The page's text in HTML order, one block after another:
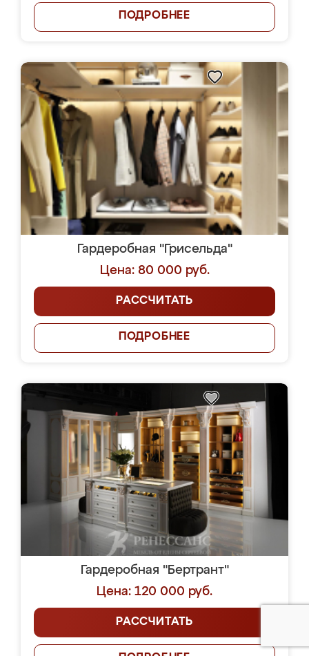
ПОДРОБНЕЕ
Гардеробная "Грисельда"
Цена: 80 000 руб.
РАССЧИТАТЬ
ПОДРОБНЕЕ
Гардеробная "Бертрант"
Цена: 120 000 руб.
РАССЧИТАТЬ